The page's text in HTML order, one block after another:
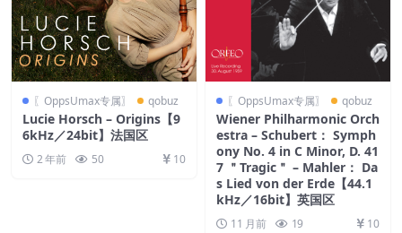
〖OppsUmax专属〗 qobuz
Lucie Horsch – Origins【9
6kHz／24bit】法国区
2 年前 50 10
〖OppsUmax专属〗 qobuz
Wiener Philharmonic Orch
estra – Schubert： Symph
ony No. 4 in C Minor, D. 41
7 ＂Tragic＂ – Mahler： Da
s Lied von der Erde【44.1
kHz／16bit】英国区
11 月前 19 10